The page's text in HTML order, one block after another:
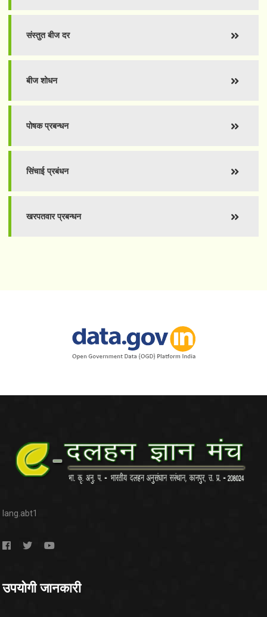
संस्तुत बीज दर
बीज शोधन
पोषक प्रबन्धन
सिंचाई प्रबंधन
खरपतवार प्रबन्धन
lang.abt1
उपयोगी जानकारी